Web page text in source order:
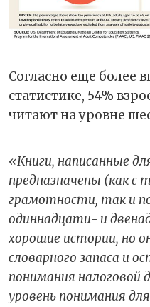
Согласно еще более
статистике, 54%
читают на уровне
«Книги, написанные
предназначены (как с
грамотности, так и
одиннадцати- и
хорошие истории, но
словарного запаса и
понимания налоговой
уровень понимания